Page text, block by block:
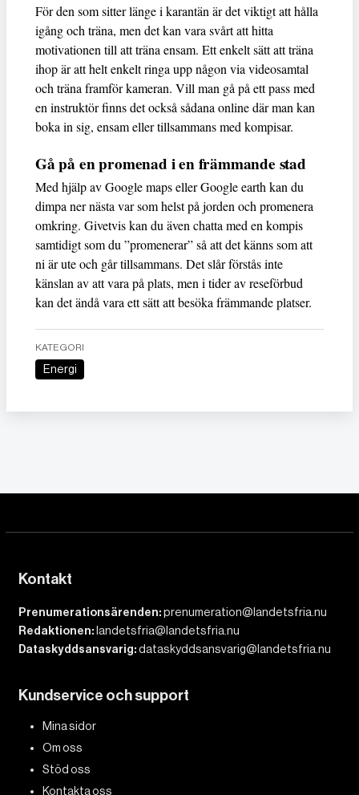
För den som sitter länge i karantän är det viktigt att hålla
igång och träna, men det kan vara svårt att hitta
motivationen till att träna ensam. Ett enkelt sätt att träna
ihop är att helt enkelt ringa upp någon via videosamtal
och träna framför kameran. Vill man gå på ett pass med
en instruktör finns det också sådana online där man kan
boka in sig, ensam eller tillsammans med kompisar.
Gå på en promenad i en främmande stad
Med hjälp av Google maps eller Google earth kan du
dimpa ner nästa var som helst på jorden och promenera
omkring. Givetvis kan du även chatta med en kompis
samtidigt som du ”promenerar” så att det känns som att
ni är ute och går tillsammans. Det slår förstås inte
känslan av att vara på plats, men i tider av reseförbud
kan det ändå vara ett sätt att besöka främmande platser.
KATEGORI
Energi
Kontakt
Prenumerationsärenden:prenumeration@landetsfria.nu
Redaktionen: landetsfria@landetsfria.nu
Dataskyddsansvarig:dataskyddsansvarig@landetsfria.nu
Kundservice och support
Mina sidor
Om oss
Stöd oss
Kontakta oss